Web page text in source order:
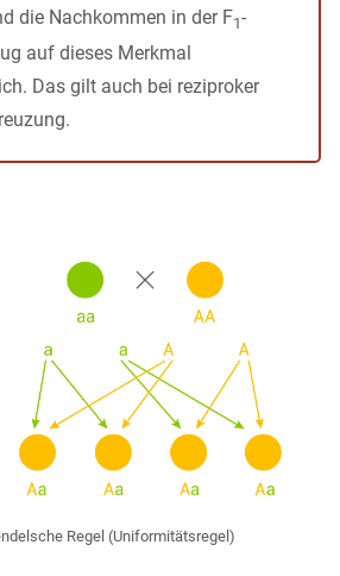
die Nachkommen in der F1-
auf dieses Merkmal
Das gilt auch bei reziproker
Regel (Uniformitätsregel)